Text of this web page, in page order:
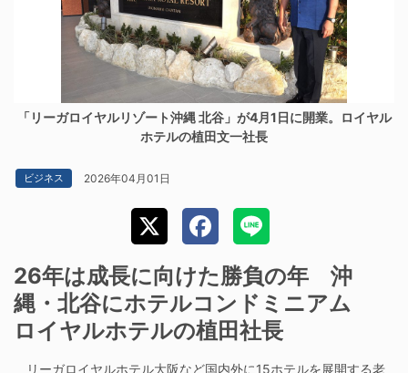
「リーガロイヤルリゾート沖縄 北谷」が4月1日に開業。ロイヤル
ホテルの植田文一社長
ビジネス 2026年04月01日
26年は成長に向けた勝負の年 沖
縄・北谷にホテルコンドミニアム
ロイヤルホテルの植田社長
リーガロイヤルホテル大阪など国内外に15ホテルを展開する老